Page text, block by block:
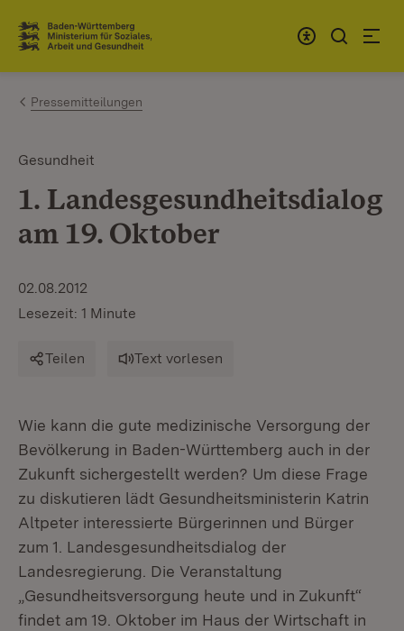
Zum Inhalt springen
Link zur Startseite
Pressemitteilungen
Gesundheit
1. Landesgesundheitsdialog
am 19. Oktober
02.08.2012
Lesezeit: 1 Minute
Teilen Text vorlesen
Wie kann die gute medizinische Versorgung der
Bevölkerung in Baden-Württemberg auch in der
Zukunft sichergestellt werden? Um diese Frage
zu diskutieren lädt Gesundheitsministerin Katrin
Altpeter interessierte Bürgerinnen und Bürger
zum 1. Landesgesundheitsdialog der
Landesregierung. Die Veranstaltung
„Gesundheitsversorgung heute und in Zukunft“
findet am 19. Oktober im Haus der Wirtschaft in